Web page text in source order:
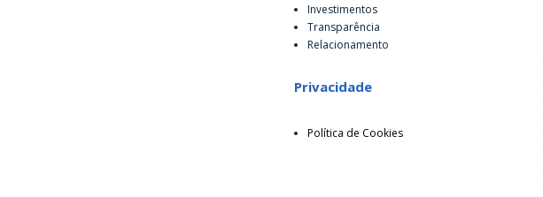
Investimentos
Transparência
Relacionamento
Privacidade
Política de Cookies